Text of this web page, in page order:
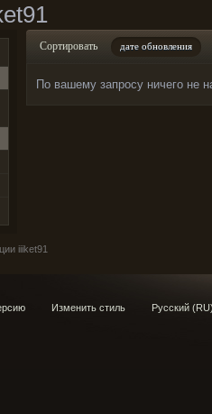
Сортировать дате обновления
По вашему запросу ничего не
iiiket91
Изменить стиль Русский